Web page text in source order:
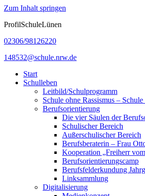
Zum Inhalt springen
ProfilSchuleLünen
02306/98126220
148532@schule.nrw.de
Start
Schulleben
Leitbild/Schulprogramm
Schule ohne Rassismus –
Berufsorientierung
Die vier Säulen der
Schulischer Bereich
Außerschulischer Bereich
Berufsberaterin – Frau
Kooperation „Freiherr
Berufsorientierungscamp
Berufsfelderkundung
Linksammlung
Digitalisierung